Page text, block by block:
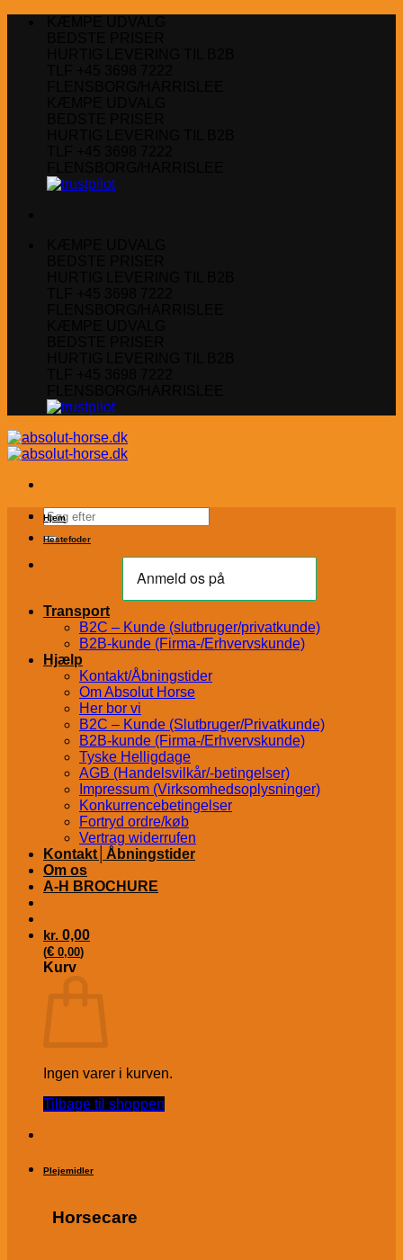
Søg
efter:
Transport
B2C – Kunde (slutbruger/privatkunde)
B2B-kunde (Firma-/Erhvervskunde)
Hjælp
Kontakt/Åbningstider
Om Absolut Horse
Her bor vi
B2C – Kunde (Slutbruger/Privatkunde)
B2B-kunde (Firma-/Erhvervskunde)
Tyske Helligdage
AGB (Handelsvilkår/-betingelser)
Impressum (Virksomhedsoplysninger)
Konkurrencebetingelser
Fortryd ordre/køb
Vertrag widerrufen
Kontakt│Åbningstider
Om os
A-H BROCHURE
kr. 0,00
(€ 0,00)
Kurv
Ingen varer i kurven.
Tilbage til shoppen
Hjem
Hestefoder
Plejemidler
Horsecare